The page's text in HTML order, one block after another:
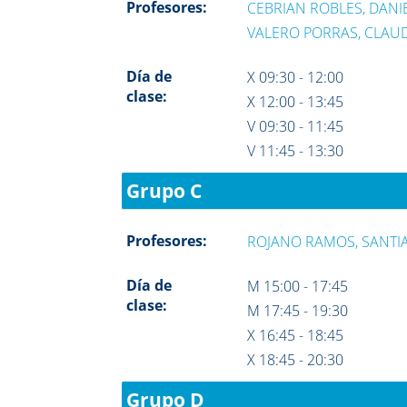
Profesores:
CEBRIAN ROBLES,
VALERO PORRAS,
Día de
clase:
X 09:30 - 12:00
X 12:00 - 13:45
V 09:30 - 11:45
V 11:45 - 13:30
Grupo C
Profesores: ROJANO RAMOS,
Día de
clase:
M 15:00 - 17:45
M 17:45 - 19:30
X 16:45 - 18:45
X 18:45 - 20:30
Grupo D